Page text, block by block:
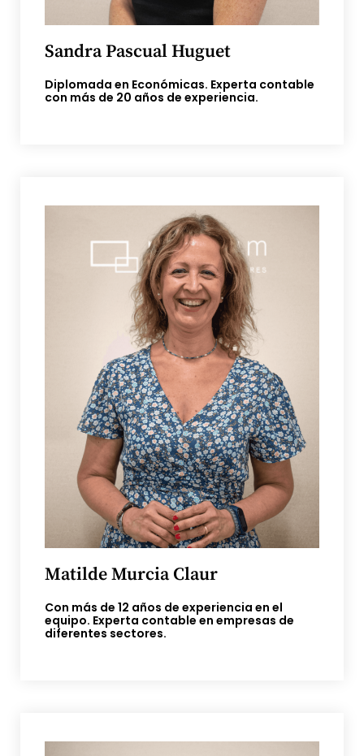
Sandra Pascual Huguet
Diplomada en Económicas. Experta contable
con más de 20 años de experiencia.
Matilde Murcia Claur
Con más de 12 años de experiencia en el
equipo. Experta contable en empresas de
diferentes sectores.